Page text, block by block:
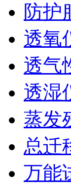
防护
透氧
透气
透湿
蒸发
总迁
万能